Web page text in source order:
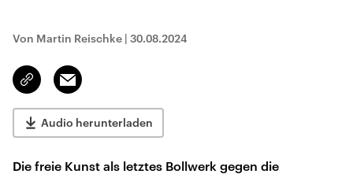
Von Martin Reischke | 30.08.2024
Link
kopieren/teilen
Email
Audio herunterladen
Die freie Kunst als letztes Bollwerk gegen die